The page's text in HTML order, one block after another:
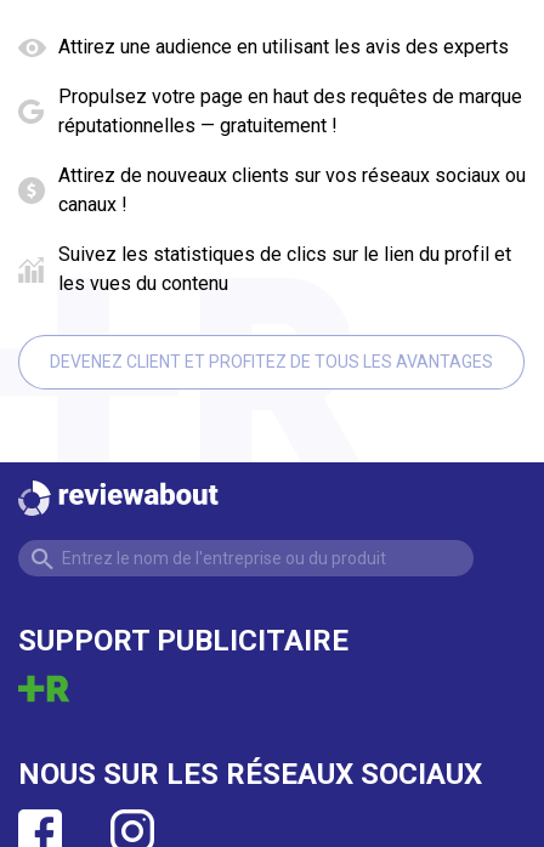
Attirez une audience en utilisant les avis des experts
Propulsez votre page en haut des requêtes de marque
réputationnelles — gratuitement !
Attirez de nouveaux clients sur vos réseaux sociaux ou
canaux !
Suivez les statistiques de clics sur le lien du profil et
les vues du contenu
DEVENEZ CLIENT ET PROFITEZ DE TOUS LES AVANTAGES
SUPPORT PUBLICITAIRE
NOUS SUR LES RÉSEAUX SOCIAUX